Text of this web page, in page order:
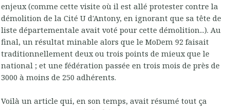
enjeux (comme cette visite où il est allé protester contre la
démolition de la Cité U d'Antony, en ignorant que sa tête de
liste départementale avait voté pour cette démolition...). Au
final, un résultat minable alors que le MoDem 92 faisait
traditionnellement deux ou trois points de mieux que le
national ; et une fédération passée en trois mois de près de
3000 à moins de 250 adhérents.
Voilà un article qui, en son temps, avait résumé tout ça